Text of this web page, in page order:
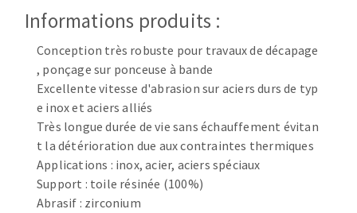
Meules sur tige
Brosses
Meules de tourets
Feutres à polir
Bandes sans fin
Rouleaux d'atelier
NETTOYAGE
Aspirateurs
MACHINES POUR LE TRAVAIL DU MÉTAL
Tronçonneuses
Informations produits :
Conception très robuste pour travaux de décapage
, ponçage sur ponceuse à bande
Excellente vitesse d'abrasion sur aciers durs de typ
e inox et aciers alliés
Très longue durée de vie sans échauffement évitan
t la détérioration due aux contraintes thermiques
Applications : inox, acier, aciers spéciaux
Support : toile résinée (100%)
Abrasif : zirconium